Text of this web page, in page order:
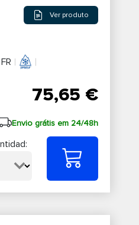
Ver produto
FR
75,65 €
Envio grátis em 24/48h